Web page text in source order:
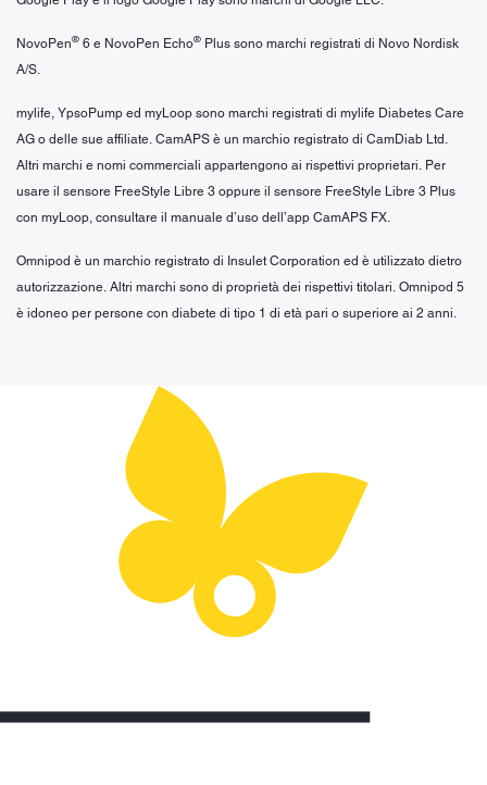
NovoPen® 6 e NovoPen Echo® Plus sono marchi registrati di Novo Nordisk
A/S.
mylife, YpsoPump ed myLoop sono marchi registrati di mylife Diabetes Care
AG o delle sue affiliate. CamAPS è un marchio registrato di CamDiab Ltd.
Altri marchi e nomi commerciali appartengono ai rispettivi proprietari. Per
usare il sensore FreeStyle Libre 3 oppure il sensore FreeStyle Libre 3 Plus
con myLoop, consultare il manuale d’uso dell’app CamAPS FX.
Omnipod è un marchio registrato di Insulet Corporation ed è utilizzato dietro
autorizzazione. Altri marchi sono di proprietà dei rispettivi titolari. Omnipod 5
è idoneo per persone con diabete di tipo 1 di età pari o superiore ai 2 anni.